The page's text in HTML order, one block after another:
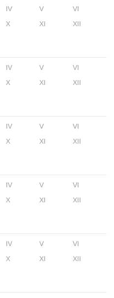
IV V
VI
X XI XII
IV V
VI
X XI XII
IV V
VI
X XI XII
IV V
VI
X XI XII
IV V
VI
X XI XII